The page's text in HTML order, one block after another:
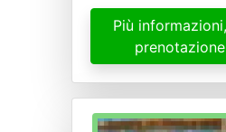
Più